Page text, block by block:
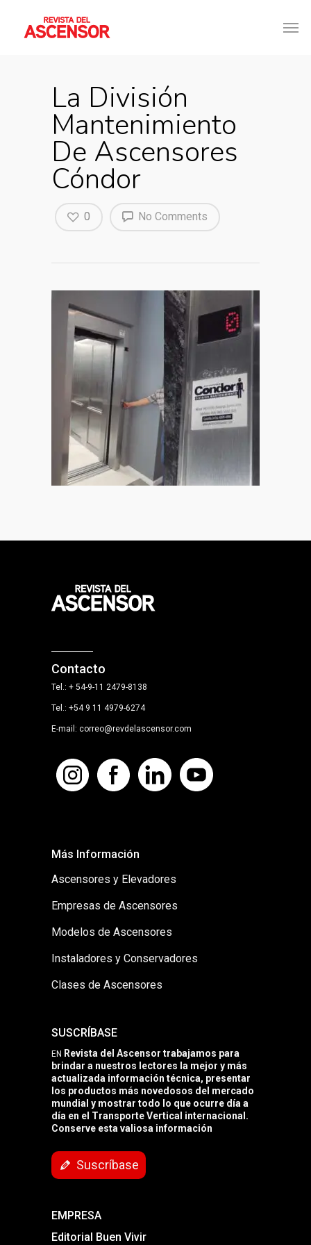
La División
Mantenimiento
De Ascensores
Cóndor
No Comments
0
Contacto
Tel.: + 54-9-11 2479-8138
Tel.: +54 9 11 4979-6274
E-mail: correo@revdelascensor.com
Más Información
Ascensores y Elevadores
Empresas de Ascensores
Modelos de Ascensores
Instaladores y Conservadores
Clases de Ascensores
SUSCRÍBASE
EN Revista del Ascensor trabajamos para
brindar a nuestros lectores la mejor y más
actualizada información técnica, presentar
los productos más novedosos del mercado
mundial y mostrar todo lo que ocurre día a
día en el Transporte Vertical internacional.
Conserve esta valiosa información
Suscríbase
EMPRESA
Editorial Buen Vivir